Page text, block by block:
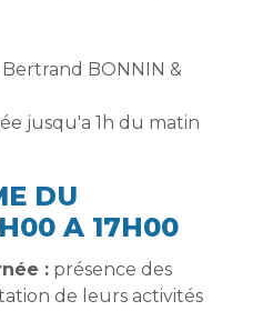
BONNIN &
jusqu'a 1h du matin
DU
A 17H00
: présence des
de leurs activités